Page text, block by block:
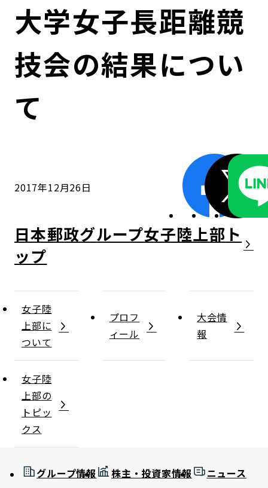
ガバナンス
ローカル共創イニシアティブ
関連事業
株式情報
IRニュース
IRカレンダー
サステナビリティマネジメント
社会
ESGデータ集
大学女子長距離競
技会の結果につい
て
2017年12月26日
日本郵政グループ女子陸上部
女子陸
上部に
ついて
プロフ
ィール
大会情
報
女子陸
上部の
トピッ
クス
グループ情報 株主・投資家情報 ニュース